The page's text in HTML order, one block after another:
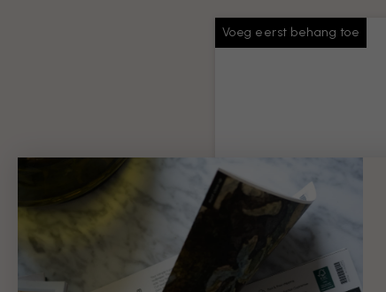
Voeg eerst behang toe
Behang plakken
Voldoende lijm voor je hele
bestelling
Productinformatie